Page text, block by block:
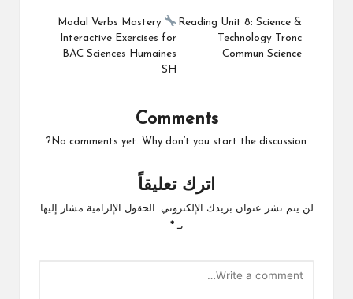
navigation
Reading Unit 8: Science &
Technology Tronc
Commun Science
Modal Verbs Mastery
Interactive Exercises for
BAC Sciences Humaines
SH
Comments
No comments yet. Why don’t you start the discussion?
اترك تعليقاً
لن يتم نشر عنوان بريدك الإلكتروني.
الحقول الإلزامية مشار إليها
بـ*